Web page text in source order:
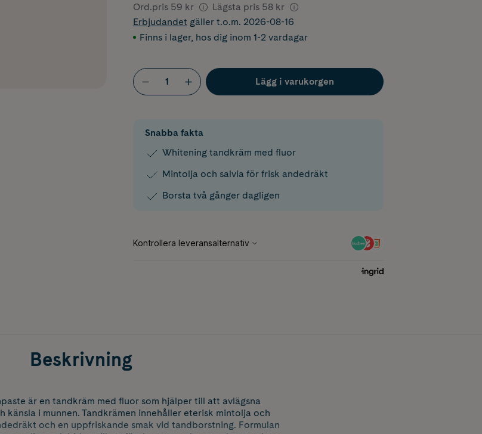
Ord.pris 59 kr Lägsta pris 58 kr
Erbjudandet gäller t.o.m. 2026-08-16
Finns i lager, hos dig inom 1-2 vardagar
Lägg i varukorgen
Snabba fakta
Whitening tandkräm med fluor
Mintolja och salvia för frisk andedräkt
Borsta två gånger dagligen
Beskrivning
är en tandkräm med fluor som hjälper till att avlägsna
känsla i munnen. Tandkrämen innehåller eterisk mintolja och
och en uppfriskande smak vid tandborstning. Formulan